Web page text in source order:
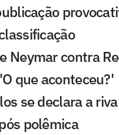
Neymar contra
que aconteceu?'
se declara a
polêmica